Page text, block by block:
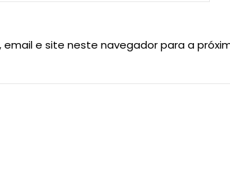
email e site neste navegador para a